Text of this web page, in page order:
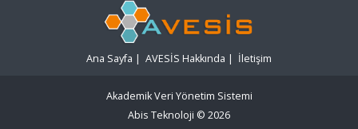
Ana Sayfa | AVESİS Hakkında | İletişim
Akademik Veri Yönetim Sistemi
Abis Teknoloji © 2026